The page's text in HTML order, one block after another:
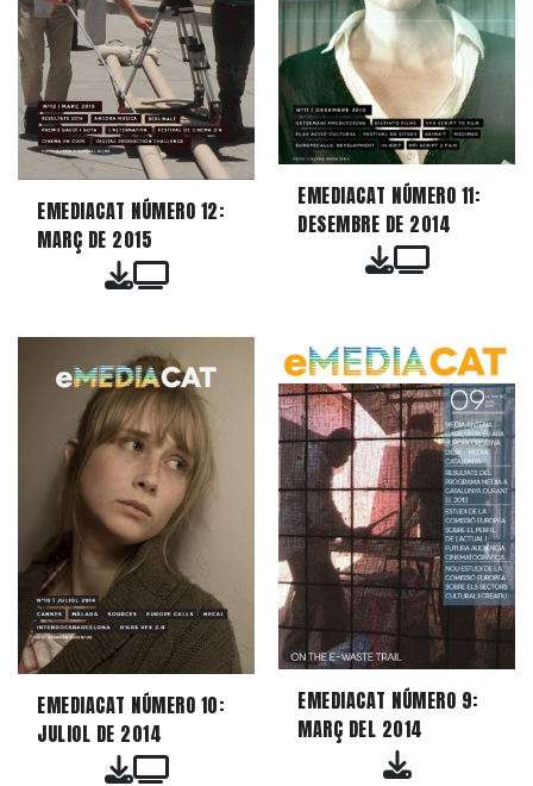
EMEDIACAT NÚMERO 12:
MARÇ DE 2015
EMEDIACAT NÚMERO 11:
DESEMBRE DE 2014
EMEDIACAT NÚMERO 10:
JULIOL DE 2014
EMEDIACAT NÚMERO 9:
MARÇ DEL 2014